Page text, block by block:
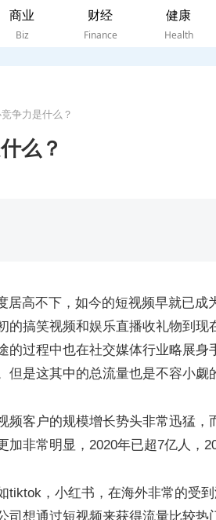
商业
Biz
财经
Finance
健康
Health
争力是什么？
么？
居高不下，如今的短视频早就已成
的搞笑视频和娱乐直播收礼物到现
的过程中也在社交媒体行业略展身
是这其中的总流量也是不容小觑
频客户的规模增长势头非常迅猛，
非常明显，2020年已超7亿人，
，小红书，在海外非常的受
想通过短视频来获得流量比较热